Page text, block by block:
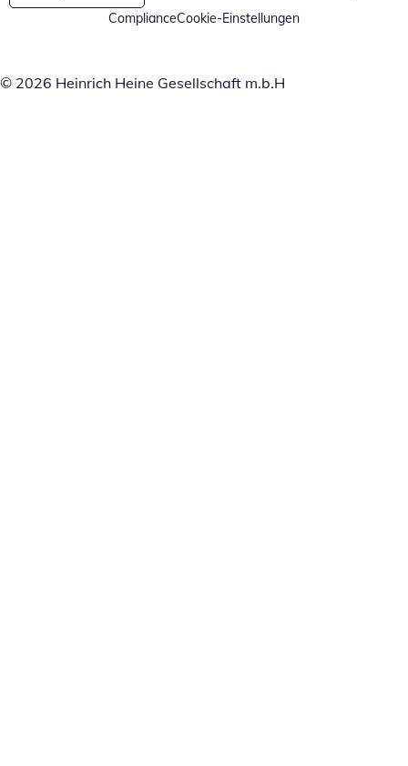
ComplianceCookie-Einstellungen
© 2026 Heinrich Heine Gesellschaft m.b.H